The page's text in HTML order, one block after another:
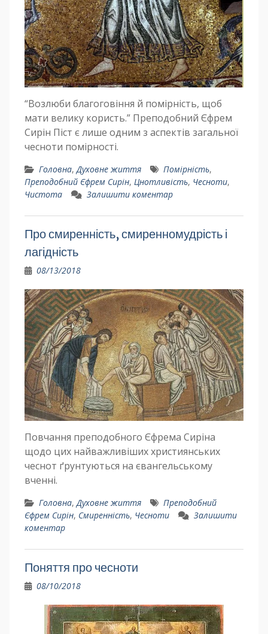
“Возлюби благоговіння й помірність, щоб
мати велику користь.” Преподобний Єфрем
Сирін Піст є лише одним з аспектів загальної
чесноти помірності.
Головна,Духовне життя Помірність,
Преподобний Єфрем Сирін, Цнотливість, Чесноти,
Чистота
Залишити коментар
Про смиренність, смиренномудрість і
лагідність
08/13/2018
Повчання преподобного Єфрема Сиріна
щодо цих найважливіших християнських
чеснот ґрунтуються на євангельському
вченні.
Головна,Духовне життя
Преподобний
Єфрем Сирін, Смиренність, Чесноти
Залишити
коментар
Поняття про чесноти
08/10/2018